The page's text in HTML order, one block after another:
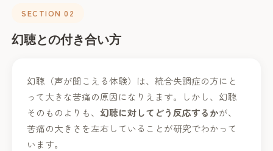
SECTION 02
幻聴との付き合い方
幻聴（声が聞こえる体験）は、統合失調症の方にと
って大きな苦痛の原因になりえます。しかし、幻聴
そのものよりも、幻聴に対してどう反応するかが、
苦痛の大きさを左右していることが研究でわかって
います。